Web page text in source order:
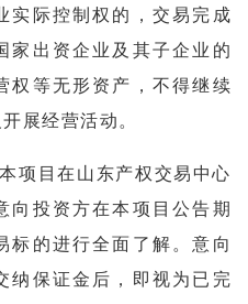
实际控制权的，交易完成
家出资企业及其子企业的
权等无形资产，不得继续
展经营活动。
项目在山东产权交易中心
向投资方在本项目公告期
标的进行全面了解。意向
纳保证金后，即视为已完